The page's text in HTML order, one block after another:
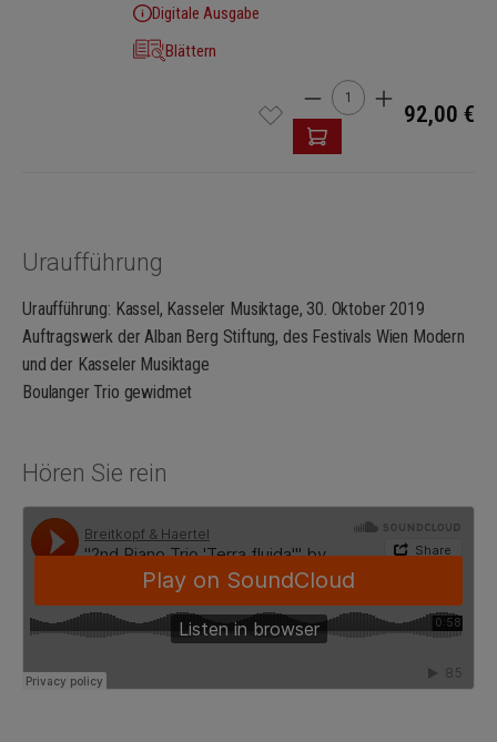
Dieses Werk, ein Auftragswerk der Alban Berg Stiftung, der
Kasseler Musiktage und Wien Modern, ist dem Boulanger Trio in
Digitale Ausgabe
Blättern
Produkt Anzahl: Gib
92,00 €
Uraufführung
Uraufführung: Kassel, Kasseler Musiktage, 30. Oktober 2019
Auftragswerk der Alban Berg Stiftung, des Festivals Wien Modern
und der Kasseler Musiktage
Boulanger Trio gewidmet
Hören Sie rein